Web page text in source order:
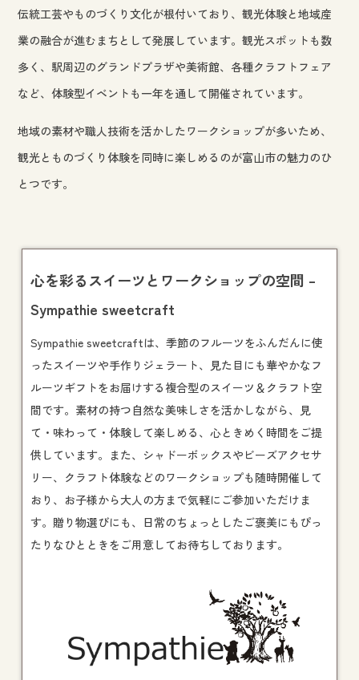
伝統工芸やものづくり文化が根付いており、観光体験と地域産
業の融合が進むまちとして発展しています。観光スポットも数
多く、駅周辺のグランドプラザや美術館、各種クラフトフェア
など、体験型イベントも一年を通して開催されています。
地域の素材や職人技術を活かしたワークショップが多いため、
観光とものづくり体験を同時に楽しめるのが富山市の魅力のひ
とつです。
心を彩るスイーツとワークショップの空間 –
Sympathie sweetcraft
Sympathie sweetcraftは、季節のフルーツをふんだんに使
ったスイーツや手作りジェラート、見た目にも華やかなフ
ルーツギフトをお届けする複合型のスイーツ＆クラフト空
間です。素材の持つ自然な美味しさを活かしながら、見
て・味わって・体験して楽しめる、心ときめく時間をご提
供しています。また、シャドーボックスやビーズアクセサ
リー、クラフト体験などのワークショップも随時開催して
おり、お子様から大人の方まで気軽にご参加いただけま
す。贈り物選びにも、日常のちょっとしたご褒美にもぴっ
たりなひとときをご用意してお待ちしております。